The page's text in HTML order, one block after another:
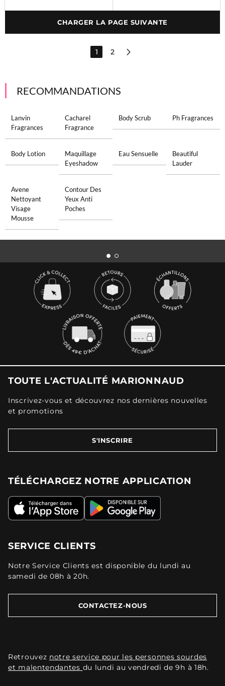
CHARGER LA PAGE SUIVANTE
1 2
RECOMMANDATIONS
Lanvin
Fragrances
Cacharel
Fragrance
Body Scrub Ph Fragrances
Body Lotion
Maquillage
Eyeshadow
Eau Sensuelle
Beautiful
Lauder
Avene
Nettoyant
Visage
Mousse
Contour Des
Yeux Anti
Poches
TOUTE L'ACTUALITÉ MARIONNAUD
Inscrivez-vous et découvrez nos dernières nouvelles
et promotions
S'INSCRIRE
TÉLÉCHARGEZ NOTRE APPLICATION
SERVICE CLIENTS
Notre Service Clients est disponible du lundi au
samedi de 08h à 20h.
CONTACTEZ-NOUS
Retrouvez notre service pour les personnes sourdes
et malentendantes du lundi au vendredi de 9h à 18h.